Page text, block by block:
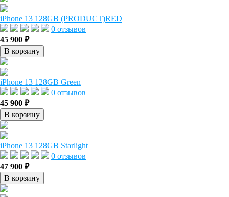
iPhone 13 128GB (PRODUCT)RED
0 отзывов
45 900 ₽
В корзину
iPhone 13 128GB Green
0 отзывов
45 900 ₽
В корзину
iPhone 13 128GB Starlight
0 отзывов
47 900 ₽
В корзину